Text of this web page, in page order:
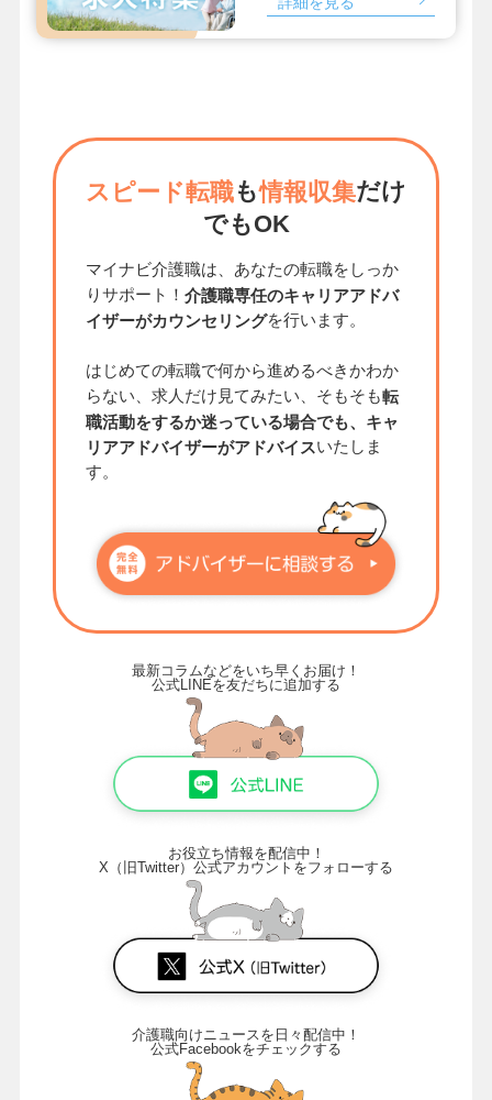
スピード転職も情報収集だけ
でもOK
マイナビ介護職は、あなたの転職をしっか
りサポート！ 介護職専任のキャリアアドバ
イザーがカウンセリングを行います。
はじめての転職で何から進めるべきかわか
らない、求人だけ見てみたい、そもそも転
職活動をするか迷っている場合でも、キャ
リアアドバイザーがアドバイスいたしま
す。
最新コラムなどをいち早くお届け！
公式LINEを友だちに追加する
お役立ち情報を配信中！
X（旧Twitter）公式アカウントをフォローする
介護職向けニュースを日々配信中！
公式Facebookをチェックする